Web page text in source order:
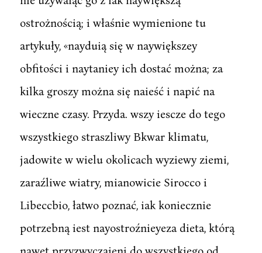
ostrożnością; i właśnie wymienione tu
artykuły, «nayduią się w naywiększey
obfitości i naytaniey ich dostać można; za
kilka groszy można się naieść i napić na
wieczne czasy. Przyda. wszy iescze do tego
wszystkiego straszliwy Bkwar klimatu,
jadowite w wielu okolicach wyziewy ziemi,
zaraźliwe wiatry, mianowicie Sirocco i
Libeccbio, łatwo poznać, iak koniecznie
potrzebną iest nayostroźnieyeza dieta, którą
nawet przyzwyczaieni do wszystkiego od